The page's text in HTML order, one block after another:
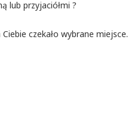
lub przyjaciółmi ?
czekało wybrane miejsce.